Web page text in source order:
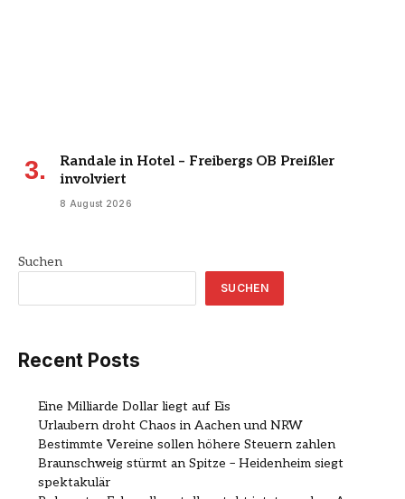
Randale in Hotel – Freibergs OB Preißler
involviert
8 August 2026
Suchen
SUCHEN
Recent Posts
Eine Milliarde Dollar liegt auf Eis
Urlaubern droht Chaos in Aachen und NRW
Bestimmte Vereine sollen höhere Steuern zahlen
Braunschweig stürmt an Spitze – Heidenheim siegt
spektakulär